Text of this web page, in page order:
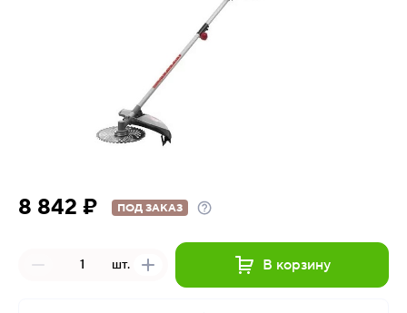
8 842 ₽ ПОД ЗАКАЗ
шт. В корзину